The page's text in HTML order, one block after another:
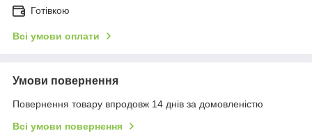
Готівкою
Всі умови оплати
Умови повернення
Повернення товару впродовж 14 днів за домовленістю
Всі умови повернення